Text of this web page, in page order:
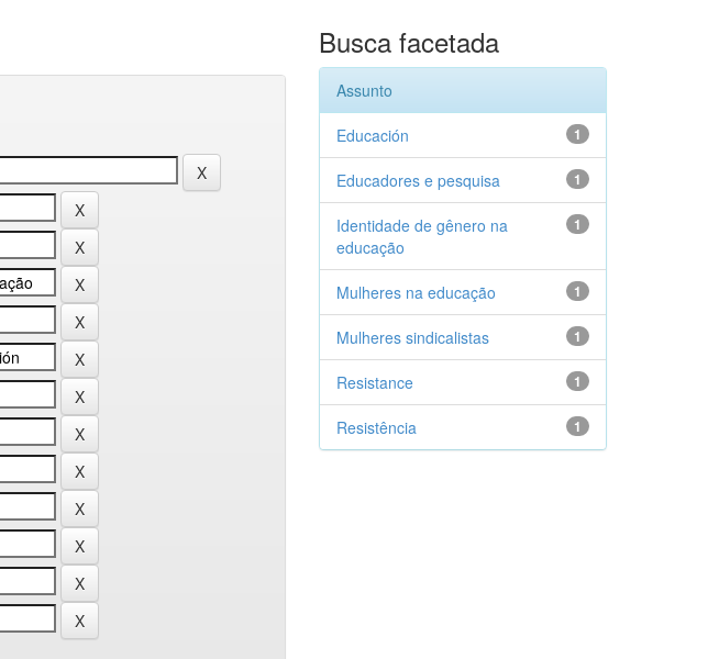
Busca facetada
Assunto
1
Educación
1
Educadores e pesquisa
1
Identidade de gênero na
educação
1
Mulheres na educação
1
Mulheres sindicalistas
1
Resistance
1
Resistência